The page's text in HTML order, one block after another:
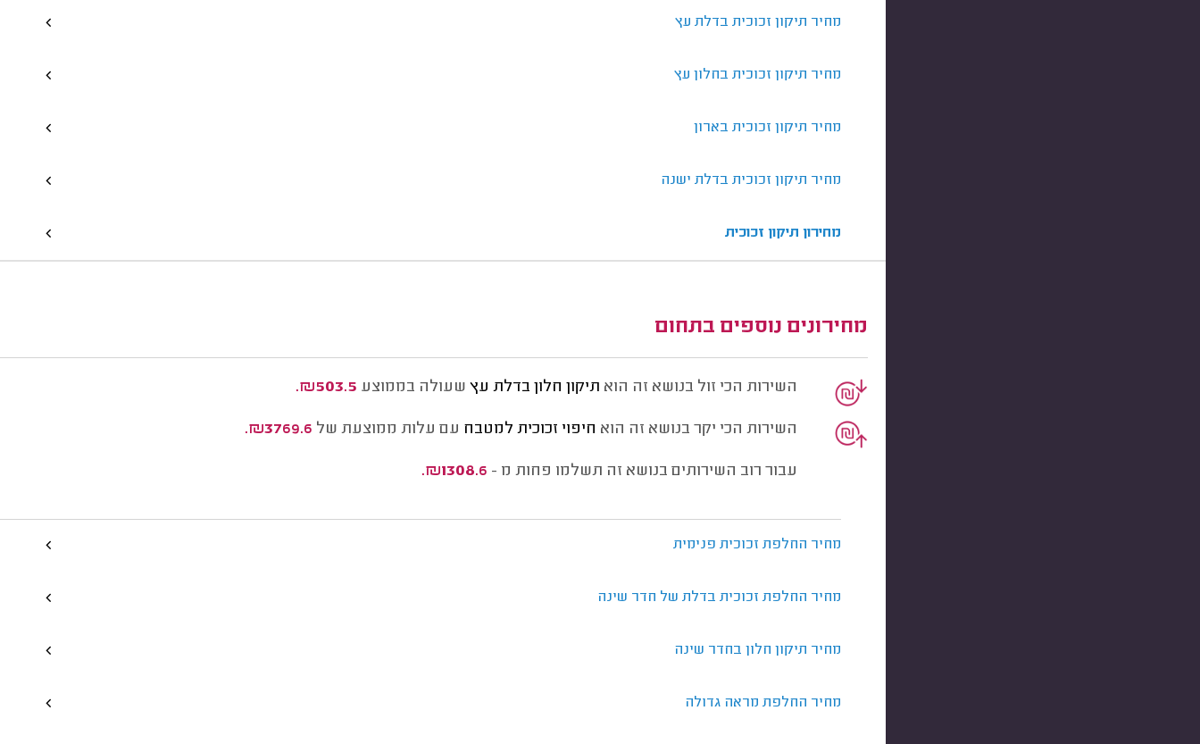
מחיר תיקון זכוכית בדלת עץ
מחיר תיקון זכוכית בחלון עץ
מחיר תיקון זכוכית בארון
מחיר תיקון זכוכית בדלת ישנה
מחירון תיקון זכוכית
מחירונים נוספים בתחום
השירות הכי זול בנושא זה הוא תיקון חלון בדלת עץ שעולה בממוצע ₪503.5.
השירות הכי יקר בנושא זה הוא חיפוי זכוכית למטבח עם עלות ממוצעת של ₪3769.6.
עבור רוב השירותים בנושא זה תשלמו פחות מ - ₪1308.6.
מחיר החלפת זכוכית פנימית
מחיר החלפת זכוכית בדלת של חדר שינה
מחיר תיקון חלון בחדר שינה
מחיר החלפת מראה גדולה